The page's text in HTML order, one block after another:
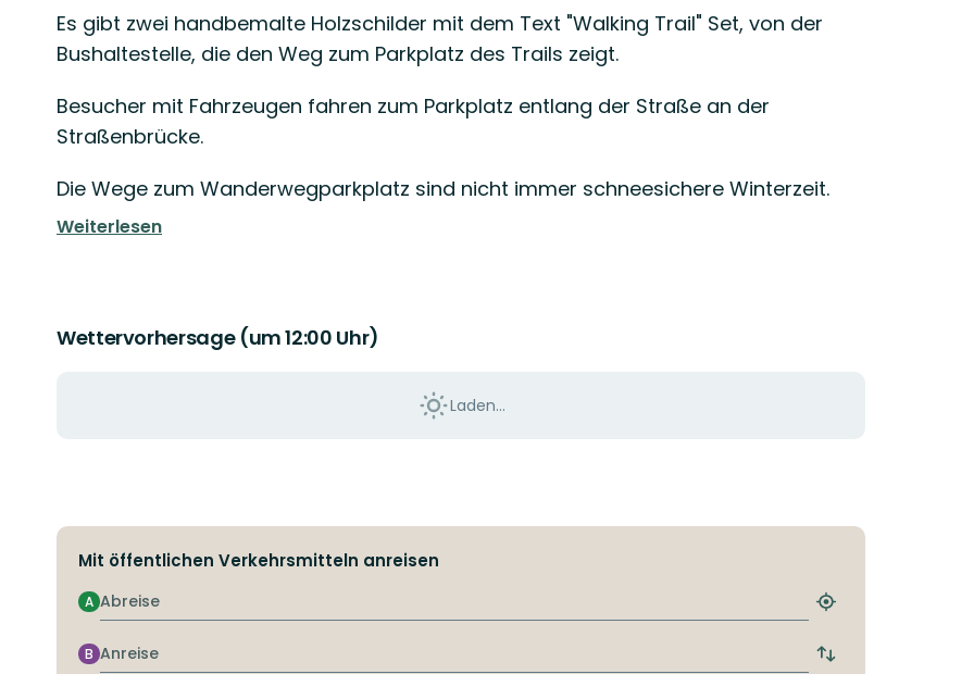
Es gibt zwei handbemalte Holzschilder mit dem Text "Walking Trail" Set, von der
Bushaltestelle, die den Weg zum Parkplatz des Trails zeigt.
Besucher mit Fahrzeugen fahren zum Parkplatz entlang der Straße an der
Straßenbrücke.
Die Wege zum Wanderwegparkplatz sind nicht immer schneesichere Winterzeit.
Weiterlesen
Wettervorhersage (um 12:00 Uhr)
Laden...
Mit öffentlichen Verkehrsmitteln anreisen
Abreise
A
Nächstgelegene
finden
Anreise
B
Abfahrts-